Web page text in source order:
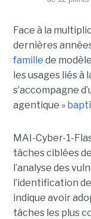
Face à la
dernières
famille de
les usages liés à
s’accompagne
agentique »
MAI-Cyber-1-
tâches ciblées
l’analyse des
l’identification
indique avoir
tâches les plus